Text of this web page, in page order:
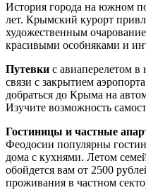
История города на южном
лет. Крымский курорт
художественным
красивыми особняками и
Путевки с авиаперелетом в
связи с закрытием
добраться до Крыма на
Изучите возможность
Гостиницы и частные
Феодосии популярны
дома с кухнями. Летом
обойдется вам от 2500
проживания в частном